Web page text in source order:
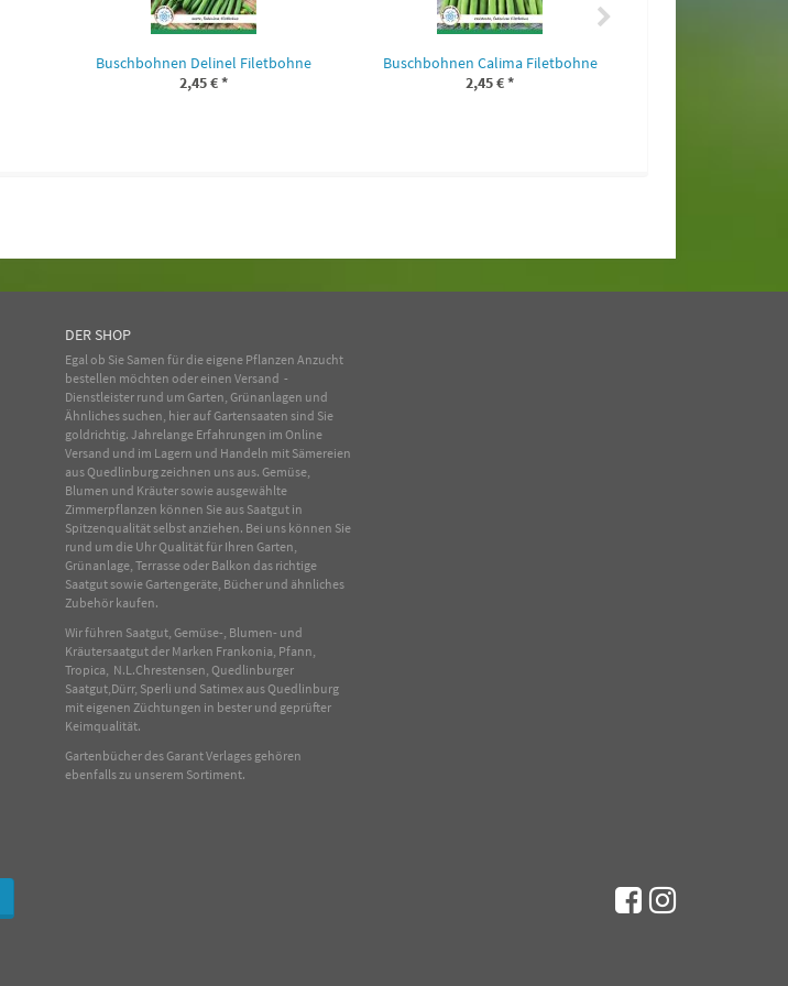
Buschbohnen Delinel Filetbohne
2,45 €*
Buschbohnen Calima Filetbohne
2,45 €*
DER SHOP
Egal ob Sie Samen für die eigene Pflanzen Anzucht
bestellen möchten oder einen Versand -
Dienstleister rund um Garten, Grünanlagen und
Ähnliches suchen, hier auf Gartensaaten sind Sie
goldrichtig. Jahrelange Erfahrungen im Online
Versand und im Lagern und Handeln mit Sämereien
aus Quedlinburg zeichnen uns aus. Gemüse
Blumen und Kräuter sowie ausgewählte
Zimmerpflanzen können Sie aus Saatgut in
Spitzenqualität selbst anziehen. Bei uns können Sie
rund um die Uhr Qualität für Ihren Garten,
Grünanlage, Terrasse oder Balkon das richtige
Saatgut sowie Gartengeräte, Bücher und ähnliches
Zubehör kaufen.
Wir führen Saatgut, Gemüse-, Blumen- und
Kräutersaatgut der Marken Frankonia, Pfann,
Tropica, N.L.Chrestensen, Quedlinburger
Saatgut,Dürr, Sperli und Satimex aus Quedlinburg
mit eigenen Züchtungen in bester und geprüfter
Keimqualität.
Gartenbücher des Garant Verlages gehören
ebenfalls zu unserem Sortiment.